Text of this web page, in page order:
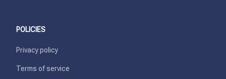
POLICIES
Privacy policy
Terms of service